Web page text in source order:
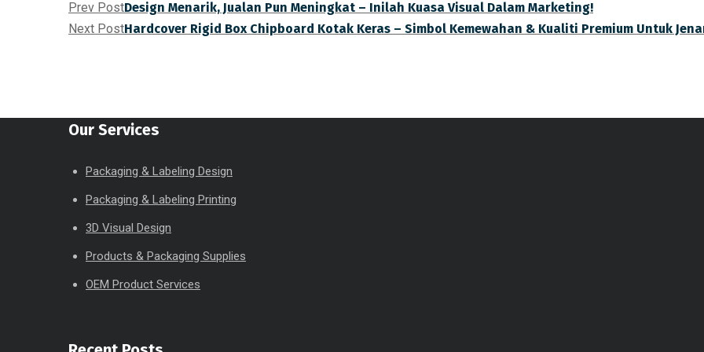
Prev PostDesign Menarik, Jualan Pun Meningkat – Inilah Kuasa Visual Dalam Marketing!
Next PostHardcover Rigid Box Chipboard Kotak Keras – Simbol Kemewahan & Kualiti Premium Untuk
Our Services
Packaging & Labeling Design
Packaging & Labeling Printing
3D Visual Design
Products & Packaging Supplies
OEM Product Services